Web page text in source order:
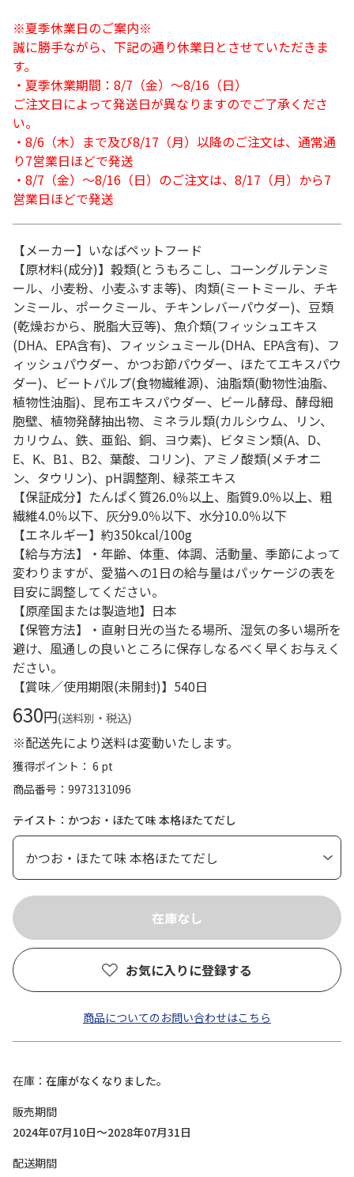
※夏季休業日のご案内※
誠に勝手ながら、下記の通り休業日とさせていただきま
す。
・夏季休業期間：8/7（金）～8/16（日）
ご注文日によって発送日が異なりますのでご了承くださ
い。
・8/6（木）まで及び8/17（月）以降のご注文は、通常通
り7営業日ほどで発送
・8/7（金）～8/16（日）のご注文は、8/17（月）から7
営業日ほどで発送
【メーカー】いなばペットフード
【原材料(成分)】穀類(とうもろこし、コーングルテンミ
ール、小麦粉、小麦ふすま等)、肉類(ミートミール、チキ
ンミール、ポークミール、チキンレバーパウダー)、豆類
(乾燥おから、脱脂大豆等)、魚介類(フィッシュエキス
(DHA、EPA含有)、フィッシュミール(DHA、EPA含有)、フ
ィッシュパウダー、かつお節パウダー、ほたてエキスパウ
ダー)、ビートパルプ(食物繊維源)、油脂類(動物性油脂、
植物性油脂)、昆布エキスパウダー、ビール酵母、酵母細
胞壁、植物発酵抽出物、ミネラル類(カルシウム、リン、
カリウム、鉄、亜鉛、銅、ヨウ素)、ビタミン類(A、D、
E、K、B1、B2、葉酸、コリン)、アミノ酸類(メチオニ
ン、タウリン)、pH調整剤、緑茶エキス
【保証成分】たんぱく質26.0％以上、脂質9.0％以上、粗
繊維4.0％以下、灰分9.0％以下、水分10.0％以下
【エネルギー】約350kcal/100g
【給与方法】・年齢、体重、体調、活動量、季節によって
変わりますが、愛猫への1日の給与量はパッケージの表を
目安に調整してください。
【原産国または製造地】日本
【保管方法】・直射日光の当たる場所、湿気の多い場所を
避け、風通しの良いところに保存しなるべく早くお与えく
ださい。
【賞味／使用期限(未開封)】540日
630円(送料別・税込)
※配送先により送料は変動いたします。
獲得ポイント： 6 pt
商品番号
9973131096
テイスト：かつお・ほたて味 本格ほたてだし
お気に入りに登録する
商品についてのお問い合わせはこちら
在庫
在庫がなくなりました。
販売期間
2024年07月10日～2028年07月31日
配送期間